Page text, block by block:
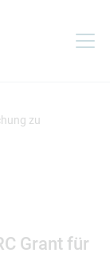
zu
Grant für